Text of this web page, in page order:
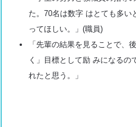
た。70名は数字 はとても多い
ってほしい。」(職員)
「先輩の結果を見ることで、
く」目標として励 みになるの
れたと思う。」